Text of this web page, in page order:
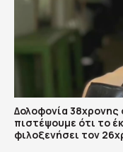
Δολοφονία
πιστέψουμε ότι το
φιλοξενήσει τον